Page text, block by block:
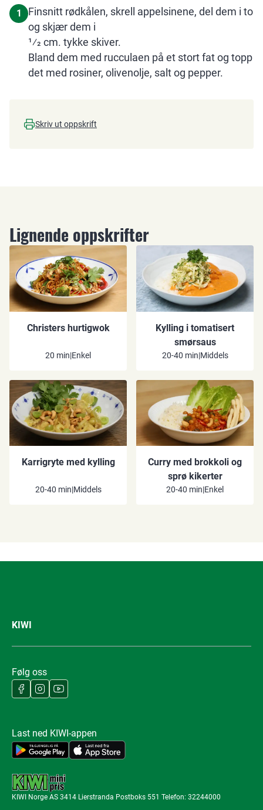
1
Finsnitt rødkålen, skrell appelsinene, del dem i to
og skjær dem i
1⁄2 cm. tykke skiver.
Bland dem med rucculaen på et stort fat og topp
det med rosiner, olivenolje, salt og pepper.
Skriv ut oppskrift
Lignende oppskrifter
Christers hurtigwok
20 min|Enkel
Kylling i tomatisert
smørsaus
20-40 min|Middels
Karrigryte med kylling
20-40 min|Middels
Curry med brokkoli og
sprø kikerter
20-40 min|Enkel
KIWI
Følg oss
Last ned KIWI-appen
KIWI Norge AS 3414 Lierstranda Postboks 551 Telefon: 32244000